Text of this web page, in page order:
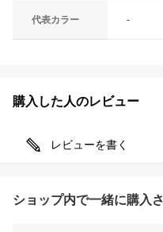
代表カラー -
購入した人のレビュー
レビューを書く
ショップ内で一緒に購入